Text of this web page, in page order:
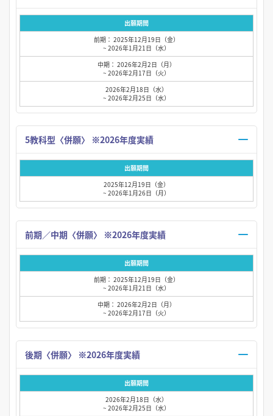
出願期間
前期： 2025年12月19日（金）
~ 2026年1月21日（水）
中期： 2026年2月2日（月）
~ 2026年2月17日（火）
2026年2月18日（水）
~ 2026年2月25日（水）
出願期間
2025年12月19日（金）
~ 2026年1月26日（月）
出願期間
前期： 2025年12月19日（金）
~ 2026年1月21日（水）
中期： 2026年2月2日（月）
~ 2026年2月17日（火）
出願期間
2026年2月18日（水）
~ 2026年2月25日（水）